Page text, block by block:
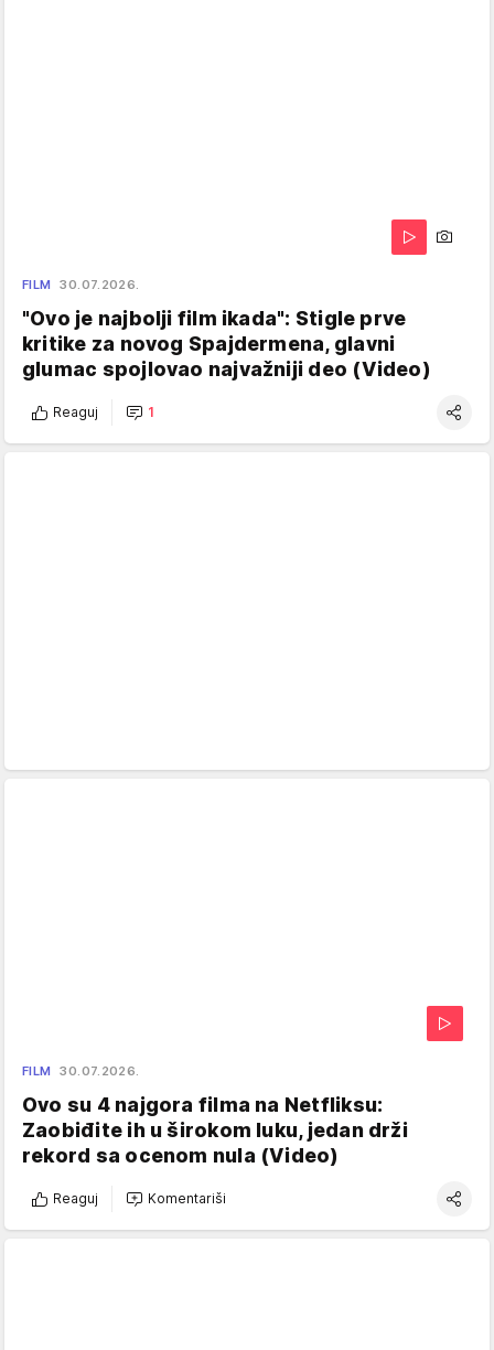
FILM 30.07.2026.
"Ovo je najbolji film ikada": Stigle prve
kritike za novog Spajdermena, glavni
glumac spojlovao najvažniji deo (Video)
Reaguj 1
FILM 30.07.2026.
Ovo su 4 najgora filma na Netfliksu:
Zaobiđite ih u širokom luku, jedan drži
rekord sa ocenom nula (Video)
Reaguj Komentariši